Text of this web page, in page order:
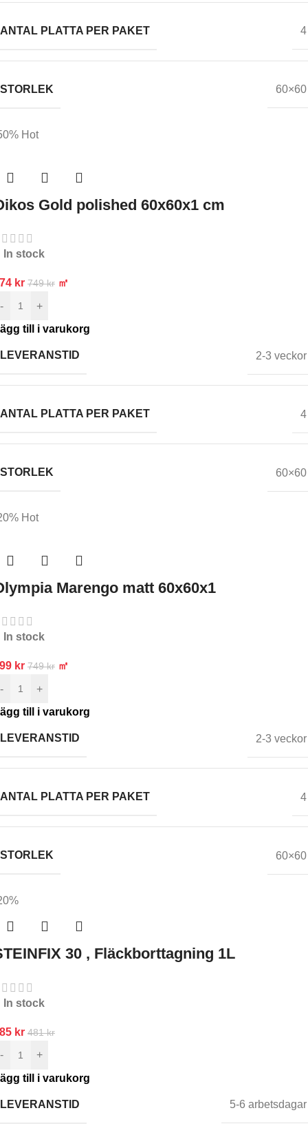
ANTAL PLATTA PER PAKET 4
STORLEK 60×60
Hot
Gold polished 60x60x1 cm
In stock
kr 749kr ㎡
-
+
till i varukorg
LEVERANSTID 2-3 veckor
ANTAL PLATTA PER PAKET 4
STORLEK 60×60
Hot
Marengo matt 60x60x1
In stock
kr 749kr ㎡
-
+
till i varukorg
LEVERANSTID 2-3 veckor
ANTAL PLATTA PER PAKET 4
STORLEK 60×60
30 , Fläckborttagning 1L
In stock
kr 481kr
-
+
till i varukorg
LEVERANSTID 5-6 arbetsdagar